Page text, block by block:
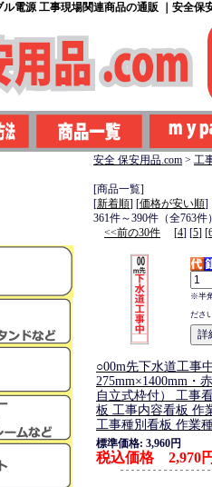
電源 工事現場関連商品の通販 ｜安全保
安全 保安用品.com > 工
[商品一覧]
[新着順] [価格が安い順]
361件～390件（全763件
<<前の30件 [4] [5] [
※半
ださ
○00m先下水道工事
275mm×1400mm・
自立式枠付） 工事
板 工事内容看板 作
工事種別看板 作業
標準価格: 3,960円
税込価格 2,970